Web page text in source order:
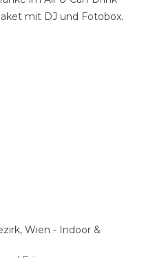
mit DJ und Fotobox.
Wien - Indoor &